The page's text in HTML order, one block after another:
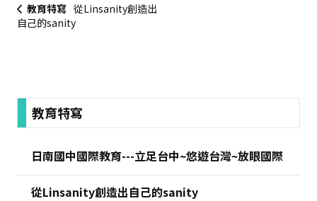
教育特寫 從Linsanity創造出
自己的sanity
:::教育特寫
日南國中國際教育---立足台中~悠遊台灣~放眼國際
從Linsanity創造出自己的sanity